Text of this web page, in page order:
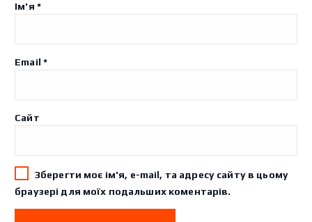
Ім'я *
Email *
Сайт
Зберегти моє ім'я, e-mail, та адресу сайту в цьому
браузері для моїх подальших коментарів.